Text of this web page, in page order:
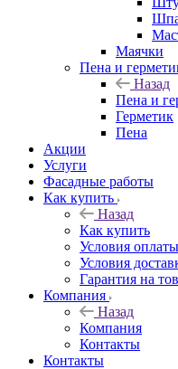
Маячки
Пена и
Назад
Пена и
Герметик
Пена
Акции
Услуги
Фасадные работы
Как купить
Назад
Как купить
Условия оплаты
Условия
Гарантия на
Компания
Назад
Компания
Контакты
Контакты